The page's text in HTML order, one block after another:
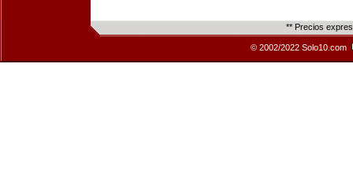
** Precios
© 2002/2022 Solo10.com